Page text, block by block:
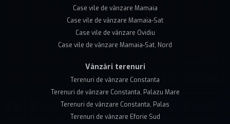
Case vile de vânzare Mamaia
Case vile de vânzare Mamaia-Sat
Case vile de vânzare Ovidiu
Case vile de vânzare Mamaia-Sat, Nord
Vânzări terenuri
Terenuri de vânzare Constanta
Terenuri de vânzare Constanta, Palazu Mare
Terenuri de vânzare Constanta, Palas
Terenuri de vânzare Eforie Sud